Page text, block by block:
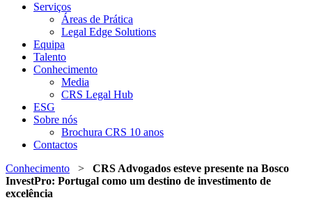
Serviços
Áreas de Prática
Legal Edge Solutions
Equipa
Talento
Conhecimento
Media
CRS Legal Hub
ESG
Sobre nós
Brochura CRS 10 anos
Contactos
Conhecimento > CRS Advogados esteve presente na Bosco
InvestPro: Portugal como um destino de investimento de
excelência